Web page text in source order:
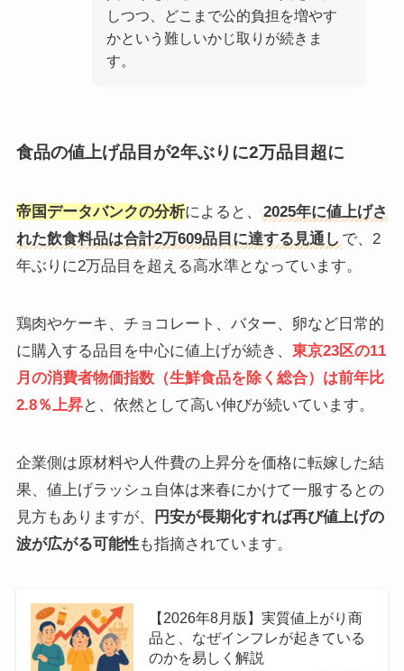
しつつ、どこまで公的負担を増やす
かという難しいかじ取りが続きま
す。
食品の値上げ品目が2年ぶりに2万品目超に
帝国データバンクの分析によると、
2025年に値上げさ
れた飲食料品は合計2万609品目に達する見通し で、2
年ぶりに2万品目を超える高水準となっています。
鶏肉やケーキ、チョコレート、バター、卵など日常的
に購入する品目を中心に値上げが続き、 東京23区の11
月の消費者物価指数（生鮮食品を除く総合）は前年比
2.8％上昇と、依然として高い伸びが続いています。
企業側は原材料や人件費の上昇分を価格に転嫁した結
果、値上げラッシュ自体は来春にかけて一服するとの
見方もありますが、
円安が長期化すれば再び値上げの
波が広がる可能性も指摘されています。
【2026年8月版】実質値上がり商
品と、なぜインフレが起きている
のかを易しく解説